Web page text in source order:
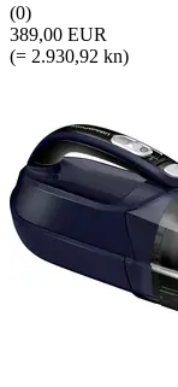
(0)
389,00 EUR
(= 2.930,92 kn)